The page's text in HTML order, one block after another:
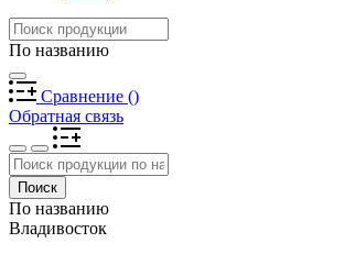
По названию
Сравнение ()
Обратная связь
Поиск
По названию
Владивосток